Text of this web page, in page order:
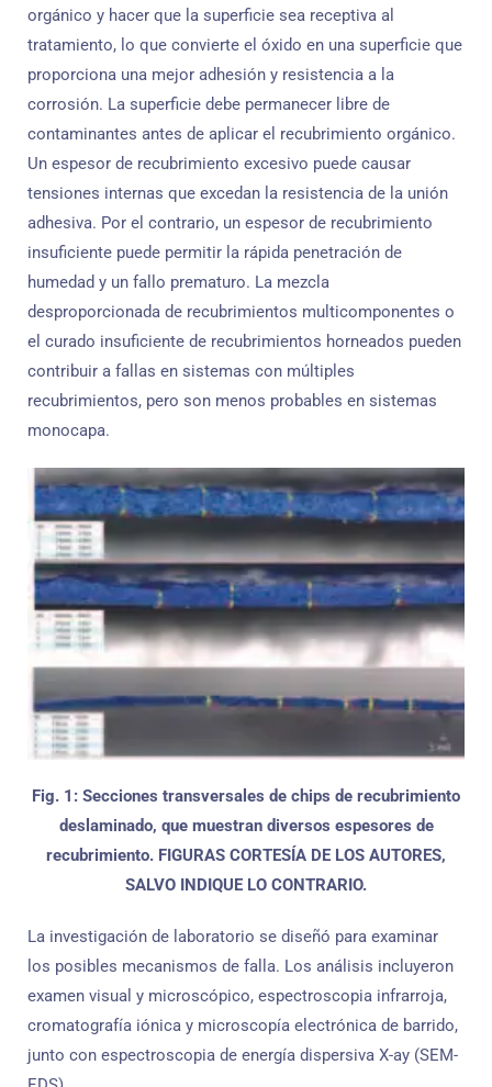
orgánico y hacer que la superficie sea receptiva al
tratamiento, lo que convierte el óxido en una superficie que
proporciona una mejor adhesión y resistencia a la
corrosión. La superficie debe permanecer libre de
contaminantes antes de aplicar el recubrimiento orgánico.
Un espesor de recubrimiento excesivo puede causar
tensiones internas que excedan la resistencia de la unión
adhesiva. Por el contrario, un espesor de recubrimiento
insuficiente puede permitir la rápida penetración de
humedad y un fallo prematuro. La mezcla
desproporcionada de recubrimientos multicomponentes o
el curado insuficiente de recubrimientos horneados pueden
contribuir a fallas en sistemas con múltiples
recubrimientos, pero son menos probables en sistemas
monocapa.
Fig. 1: Secciones transversales de chips de recubrimiento
deslaminado, que muestran diversos espesores de
recubrimiento. FIGURAS CORTESÍA DE LOS AUTORES,
SALVO INDIQUE LO CONTRARIO.
La investigación de laboratorio se diseñó para examinar
los posibles mecanismos de falla. Los análisis incluyeron
examen visual y microscópico, espectroscopia infrarroja,
cromatografía iónica y microscopía electrónica de barrido,
junto con espectroscopia de energía dispersiva X-ay (SEM-